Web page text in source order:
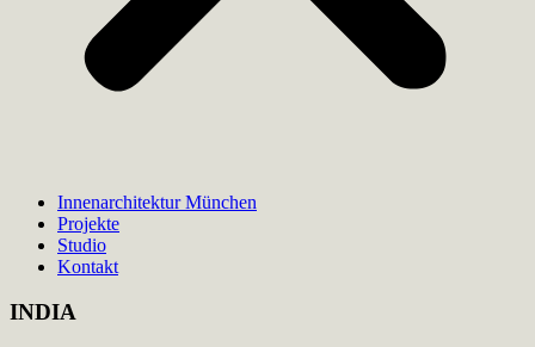
Innenarchitektur München
Projekte
Studio
Kontakt
INDIA